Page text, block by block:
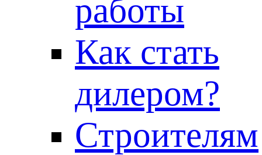
работы
Как стать
дилером?
Строителям